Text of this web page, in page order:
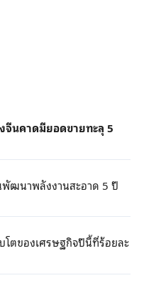
จีนคาดมียอดขายทะลุ 5
ฒนาพลังงานสะอาด 5 ปี
โตของเศรษฐกิจปีนี้ที่ร้อยละ